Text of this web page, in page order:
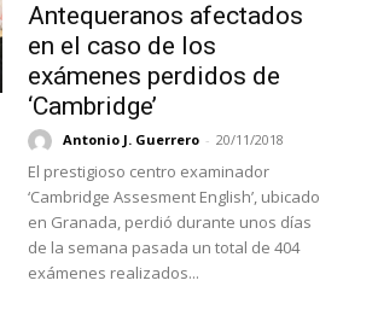
Antequeranos afectados
en el caso de los
exámenes perdidos de
‘Cambridge’
Antonio J. Guerrero - 20/11/2018
El prestigioso centro examinador
‘Cambridge Assesment English’, ubicado
en Granada, perdió durante unos días
de la semana pasada un total de 404
exámenes realizados...